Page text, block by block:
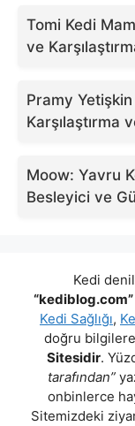
Tomi Kedi
ve
Pramy
Karşılaştırma
Moow: Yavru
Besleyici ve
Kedi
“kediblog.com”
Kedi Sağlığı,
doğru
Sitesidir.
tarafından”
onbinlerce
Sitemizdeki